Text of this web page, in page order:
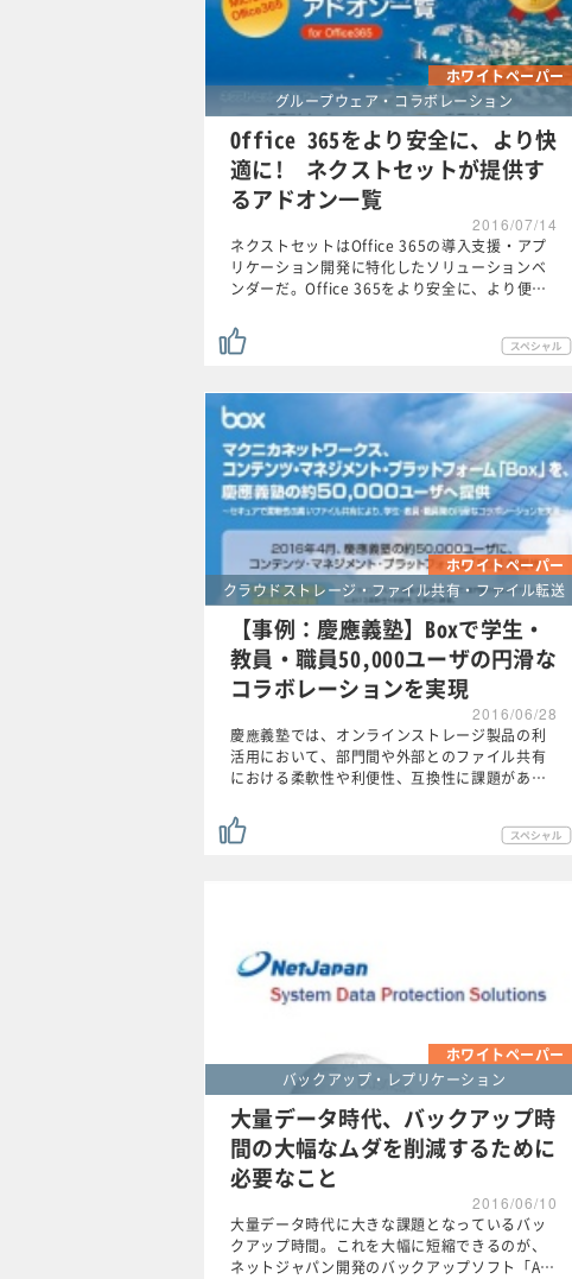
クリア
ホワイトペーパー
グループウェア・コラボレーション
Office 365をより安全に、より快
適に! ネクストセットが提供す
るアドオン一覧
2016/07/14
ネクストセットはOffice 365の導入支援・アプ
リケーション開発に特化したソリューションベ
ンダーだ。Office 365をより安全に、より便…
ホワイトペーパー
クラウドストレージ・ファイル共有・ファイル転送
【事例：慶應義塾】Boxで学生・
教員・職員50,000ユーザの円滑な
コラボレーションを実現
2016/06/28
慶應義塾では、オンラインストレージ製品の利
活用において、部門間や外部とのファイル共有
における柔軟性や利便性、互換性に課題があ…
ホワイトペーパー
バックアップ・レプリケーション
大量データ時代、バックアップ時
間の大幅なムダを削減するために
必要なこと
2016/06/10
大量データ時代に大きな課題となっているバッ
クアップ時間。これを大幅に短縮できるのが、
ネットジャパン開発のバックアップソフト「A…